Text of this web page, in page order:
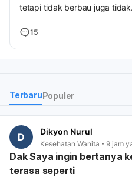
tetapi tidak berbau juga tidak
15
TerbaruPopuler
D Dikyon Nurul
Kesehatan Wanita 9 jam
Dak Saya ingin bertanya
terasa seperti